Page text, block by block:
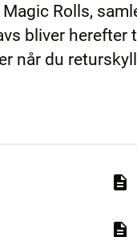
Rolls,
bliver
når du